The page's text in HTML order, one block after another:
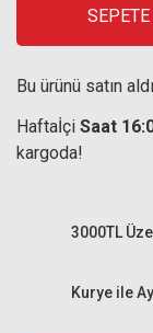
Bu ürünü satın
Haftaİçi Saat
kargoda!
Kurye ile
3000TL